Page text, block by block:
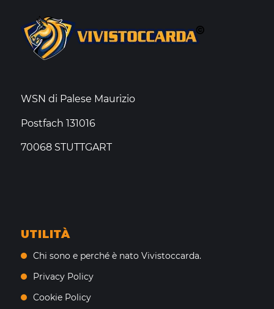
WSN di Palese Maurizio
Postfach 131016
70068 STUTTGART
UTILITÀ
Chi sono e perché è nato Vivistoccarda.
Privacy Policy
Cookie Policy